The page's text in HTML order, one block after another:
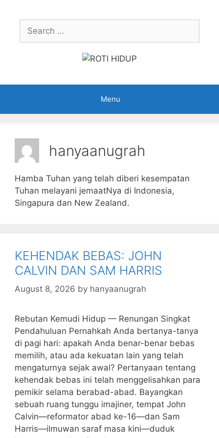
contentSearch
for:
Menu
hanyaanugrah
Hamba Tuhan yang telah diberi kesempatan
Tuhan melayani jemaatNya di Indonesia,
Singapura dan New Zealand.
KEHENDAK BEBAS: JOHN
CALVIN DAN SAM HARRIS
August 8, 2026 by hanyaanugrah
Rebutan Kemudi Hidup — Renungan Singkat
Pendahuluan Pernahkah Anda bertanya-tanya
di pagi hari: apakah Anda benar-benar bebas
memilih, atau ada kekuatan lain yang telah
mengaturnya sejak awal? Pertanyaan tentang
kehendak bebas ini telah menggelisahkan para
pemikir selama berabad-abad. Bayangkan
sebuah ruang tunggu imajiner, tempat John
Calvin—reformator abad ke-16—dan Sam
Harris—ilmuwan saraf masa kini—duduk